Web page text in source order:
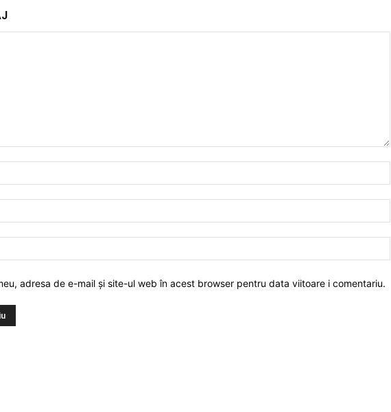
adresa de e-mail și site-ul web în acest browser pentru data viitoare i comentariu.